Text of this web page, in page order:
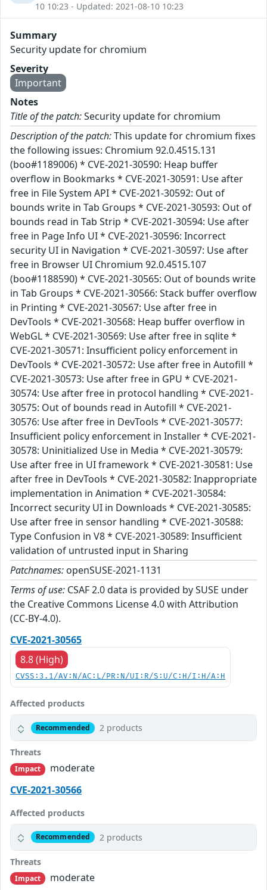
10 10:23 - Updated: 2021-08-10 10:23
Summary
Security update for chromium
Severity
Important
Notes
Title of the patch:Security update for chromium
Description of the patch:This update for chromium fixes
the following issues: Chromium 92.0.4515.131
(boo#1189006) * CVE-2021-30590: Heap buffer
overflow in Bookmarks * CVE-2021-30591: Use after
free in File System API * CVE-2021-30592: Out of
bounds write in Tab Groups * CVE-2021-30593: Out of
bounds read in Tab Strip * CVE-2021-30594: Use after
free in Page Info UI * CVE-2021-30596: Incorrect
security UI in Navigation * CVE-2021-30597: Use after
free in Browser UI Chromium 92.0.4515.107
(boo#1188590) * CVE-2021-30565: Out of bounds write
in Tab Groups * CVE-2021-30566: Stack buffer overflow
in Printing * CVE-2021-30567: Use after free in
DevTools * CVE-2021-30568: Heap buffer overflow in
WebGL * CVE-2021-30569: Use after free in sqlite *
CVE-2021-30571: Insufficient policy enforcement in
DevTools * CVE-2021-30572: Use after free in Autofill *
CVE-2021-30573: Use after free in GPU * CVE-2021-
30574: Use after free in protocol handling * CVE-2021-
30575: Out of bounds read in Autofill * CVE-2021-
30576: Use after free in DevTools * CVE-2021-30577:
Insufficient policy enforcement in Installer * CVE-2021-
30578: Uninitialized Use in Media * CVE-2021-30579:
Use after free in UI framework * CVE-2021-30581: Use
after free in DevTools * CVE-2021-30582: Inappropriate
implementation in Animation * CVE-2021-30584:
Incorrect security UI in Downloads * CVE-2021-30585:
Use after free in sensor handling * CVE-2021-30588:
Type Confusion in V8 * CVE-2021-30589: Insufficient
validation of untrusted input in Sharing
Patchnames: openSUSE-2021-1131
Terms of use: CSAF 2.0 data is provided by SUSE under
the Creative Commons License 4.0 with Attribution
(CC-BY-4.0).
CVE-2021-30565
8.8 (High)
CVSS:3.1/AV:N/AC:L/PR:N/UI:R/S:U/C:H/I:H/A:H
Affected products
Recommended 2 products
Threats
Impact
moderate
CVE-2021-30566
Affected products
Recommended 2 products
Threats
Impact
moderate